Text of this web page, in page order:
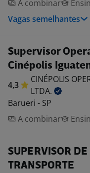
A combinar
Vagas semelhantes
Supervisor
Cinépolis
4,3
CINÉPOLIS
LTDA.
Barueri - SP
A combinar
SUPERVISOR
TRANSPORTE